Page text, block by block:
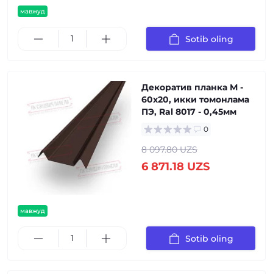
мавжуд
Sotib oling
мавжуд
Декоратив планка М -
60х20, икки томонлама
ПЭ, Ral 8017 - 0,45мм
0
8 097.80 UZS
6 871.18 UZS
Sotib oling